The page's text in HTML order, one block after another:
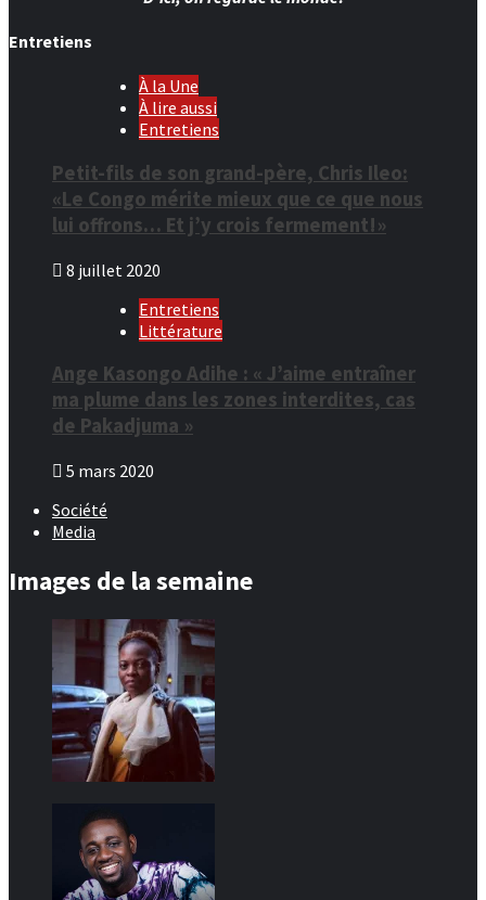
Entretiens
À la Une
À lire aussi
Entretiens
Petit-fils de son grand-père, Chris Ileo:
«Le Congo mérite mieux que ce que nous
lui offrons… Et j’y crois fermement!»
8 juillet 2020
Entretiens
Littérature
Ange Kasongo Adihe : « J’aime entraîner
ma plume dans les zones interdites, cas
de Pakadjuma »
5 mars 2020
Société
Media
Images de la semaine